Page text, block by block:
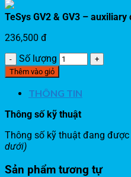
TeSys GV2 & GV3 – auxiliary
236,500 đ
Số lượng
Thêm vào giỏ
THÔNG TIN
Thông số kỹ thuật
Thông số kỹ thuật đang
dưới)
Sản phẩm tương tự